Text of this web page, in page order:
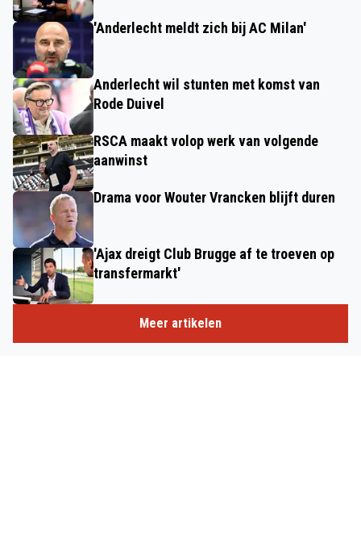
'Anderlecht meldt zich bij AC Milan'
Anderlecht wil stunten met komst van
Rode Duivel
RSCA maakt volop werk van volgende
aanwinst
Drama voor Wouter Vrancken blijft duren
'Ajax dreigt Club Brugge af te troeven op
transfermarkt'
Meer artikelen